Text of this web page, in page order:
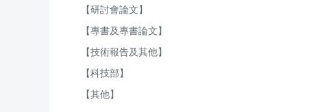
【研討會論文】
【專書及專書論文】
【技術報告及其他】
【科技部】
【其他】